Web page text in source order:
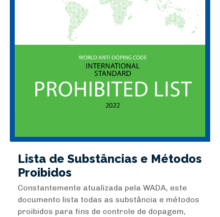
Lista de Substâncias e Métodos
Proibidos
Constantemente atualizada pela WADA, este
documento lista todas as substância e métodos
proibidos para fins de controle de dopagem,